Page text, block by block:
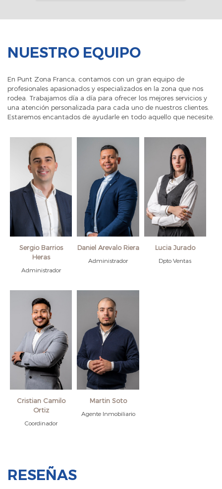
NUESTRO EQUIPO
En Punt Zona Franca, contamos con un gran equipo de
profesionales apasionados y especializados en la zona que nos
rodea. Trabajamos día a día para ofrecer los mejores servicios y
una atención personalizada para cada uno de nuestros clientes.
Estaremos encantados de ayudarle en todo aquello que necesite.
Sergio Barrios
Heras
Administrador
Daniel Arevalo Riera
Administrador
Lucia Jurado
Dpto Ventas
Cristian Camilo
Ortiz
Coordinador
Martin Soto
Agente Inmobiliario
RESEÑAS